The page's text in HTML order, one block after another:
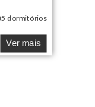
5 dormitórios
Ver mais